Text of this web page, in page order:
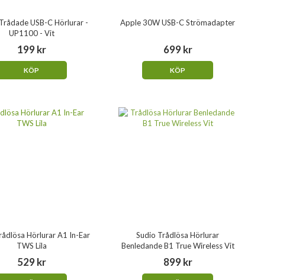
USB-C Hörlurar -
UP1100 - Vit
199 kr
KÖP
Apple 30W USB-C Strömadapter
699 kr
KÖP
Hörlurar A1 In-Ear
TWS Lila
529 kr
Sudio Trådlösa Hörlurar
Benledande B1 True Wireless Vit
899 kr